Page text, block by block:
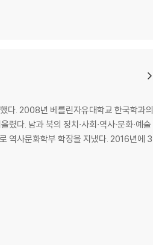
다. 2008년 베를린자유대학교 한국학과의
다. 남과 북의 정치·사회·역사·문화·예술
역사문화학부 학장을 지냈다. 2016년에 3